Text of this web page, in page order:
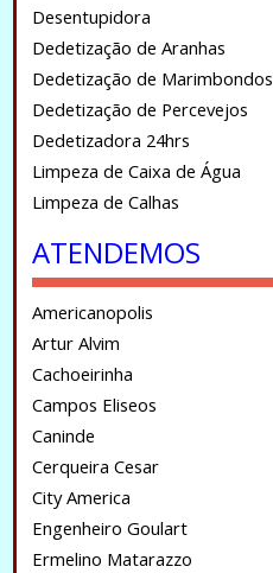
Desentupidora
Dedetização de Aranhas
Dedetização de Marimbondos
Dedetização de Percevejos
Dedetizadora 24hrs
Limpeza de Caixa de Água
Limpeza de Calhas
ATENDEMOS
Americanopolis
Artur Alvim
Cachoeirinha
Campos Eliseos
Caninde
Cerqueira Cesar
City America
Engenheiro Goulart
Ermelino Matarazzo